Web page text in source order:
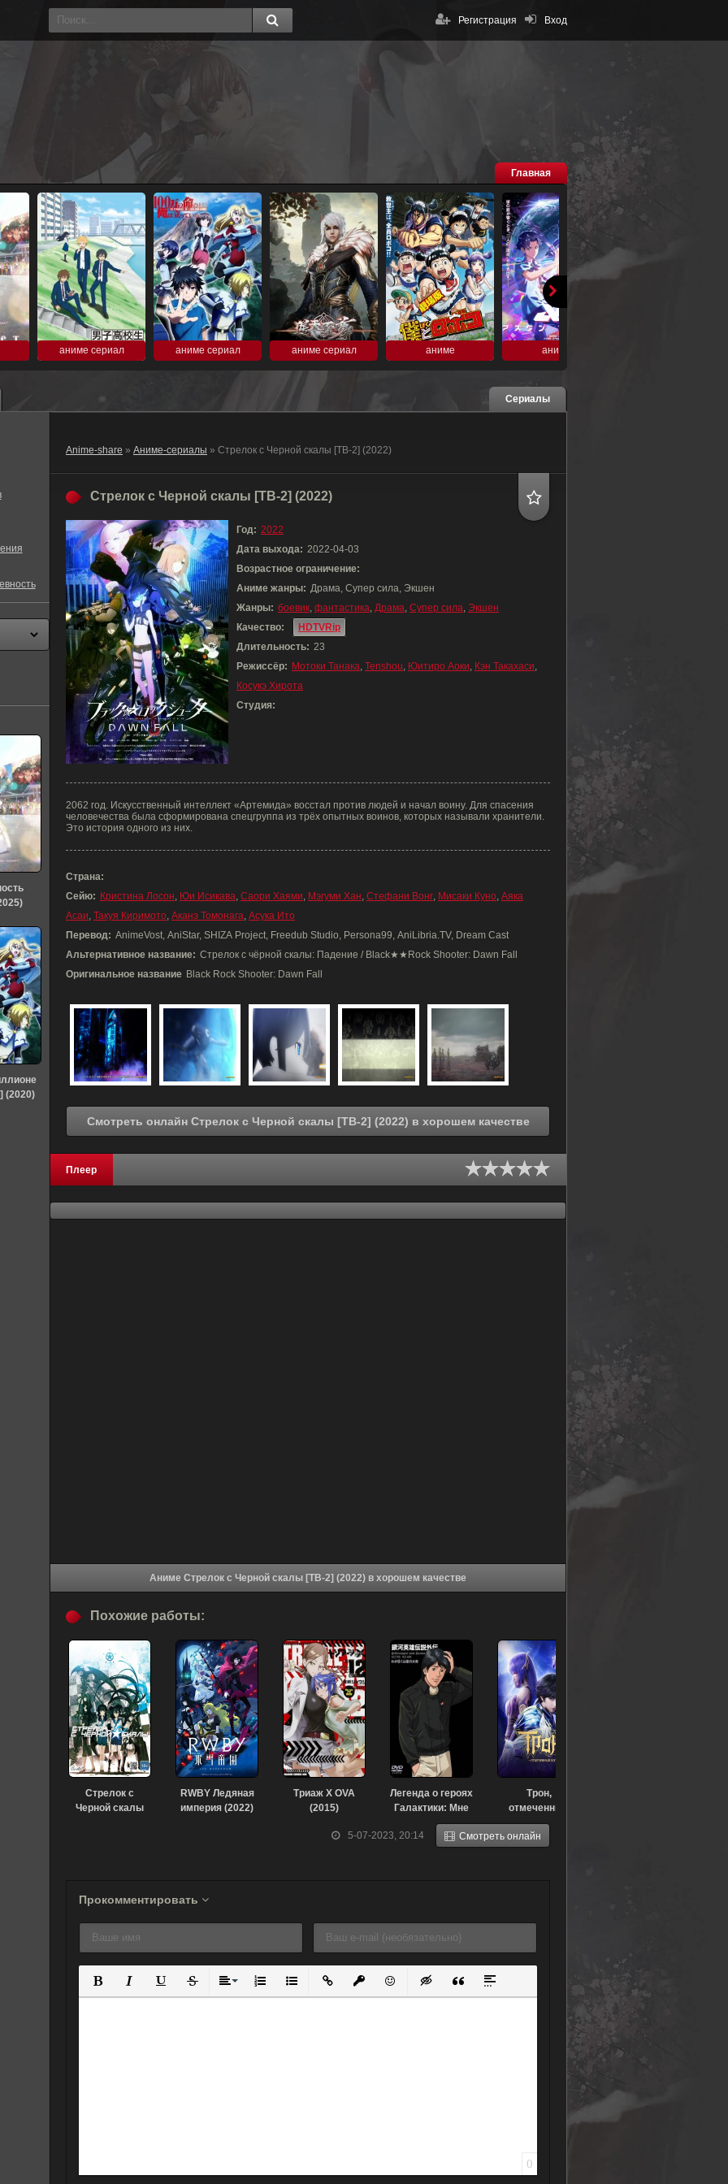
Вход
Регистрация
Главная
аниме сериал аниме сериал аниме сериал аниме аниме
Сериалы
Anime-share » Аниме-сериалы » Стрелок с Черной скалы [ТВ-2] (2022)
Стрелок с Черной скалы [ТВ-2] (2022)
Год: 2022
Дата выхода: 2022-04-03
Возрастное ограничение:
Аниме жанры: Драма, Супер сила, Экшен
Жанры: боевик, фантастика, Драма, Супер сила, Экшен
Качество:
HDTVRip
Длительность: 23
Режиссёр: Мотоки Танака, Tenshou, Юитиро Аоки, Кэн Такахаси,
Косукэ Хирота
Студия:
2062 год. Искусственный интеллект «Артемида» восстал против людей и начал воину. Для спасения
человечества была сформирована спецгруппа из трёх опытных воинов, которых называли хранители.
Это история одного из них.
Страна:
Сейю: Кристина Лосон, Юи Исикава, Саори Хаями, Мэгуми Хан, Стефани Вонг, Мисаки Куно, Аяка
Асаи, Такуя Киримото, Аканэ Томонага, Асука Ито
Перевод: AnimeVost, AniStar, SHIZA Project, Freedub Studio, Persona99, AniLibria.TV, Dream Cast
Альтернативное название: Стрелок с чёрной скалы: Падение / Black★★Rock Shooter: Dawn Fall
Оригинальное название Black Rock Shooter: Dawn Fall
Смотреть онлайн Стрелок с Черной скалы [ТВ-2] (2022) в хорошем качестве
Плеер
Аниме Стрелок с Черной скалы [ТВ-2] (2022) в хорошем качестве
5-07-2023, 20:14 Смотреть онлайн
Похожие работы:
Стрелок с
Черной скалы
RWBY Ледяная
империя (2022)
Триаж Х OVA
(2015)
Легенда о героях
Галактики: Мне
покорится море
звезд (1988)
Трон,
отмеченный
богом 2 (2022)
Прокомментировать
Полужирный
КурсивПодчеркнутый
ЗачеркнутыйВыравнивание
Нумерованный список
Маркированный список
Вставить ссылку
Вставить защищенную ссылку
Вставить смайлик
Вставка скрытого текста
Вставка цитаты
Вставка спойлера
0
(2020)